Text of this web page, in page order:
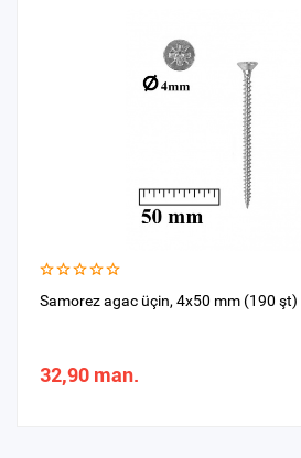
Samorez agac üçin, 4x50 mm (190 şt)
32,90 man.